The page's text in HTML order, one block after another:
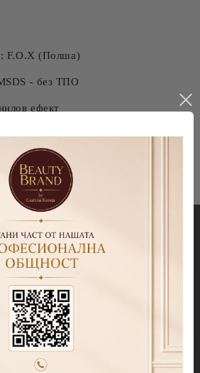
F.O.X (Полша)
- без ТПО
ефект
5гр.
Декорации
Blooming gel
Гел бои
Витражни-Vitrage Gel
paint